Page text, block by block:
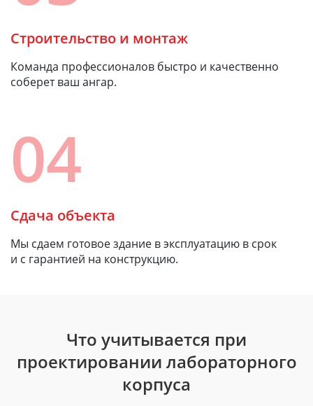
Строительство и монтаж
Команда профессионалов быстро и качественно
соберет ваш ангар.
04
Сдача объекта
Мы сдаем готовое здание в эксплуатацию в срок
и с гарантией на конструкцию.
Что учитывается при
проектировании лабораторного
корпуса